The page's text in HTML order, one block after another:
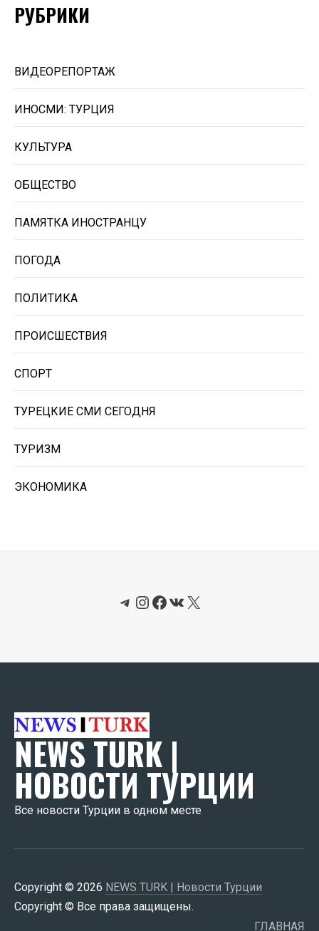
РУБРИКИ
ВИДЕОРЕПОРТАЖ
ИНОСМИ: ТУРЦИЯ
КУЛЬТУРА
ОБЩЕСТВО
ПАМЯТКА ИНОСТРАНЦУ
ПОГОДА
ПОЛИТИКА
ПРОИСШЕСТВИЯ
СПОРТ
ТУРЕЦКИЕ СМИ СЕГОДНЯ
ТУРИЗМ
ЭКОНОМИКА
Telegram
Instagram
Facebook
ВКонтакте
X
NEWS TURK |
НОВОСТИ ТУРЦИИ
Все новости Турции в одном месте
Copyright © 2026 NEWS TURK | Новости Турции
Copyright © Все права защищены.
ГЛАВНАЯ